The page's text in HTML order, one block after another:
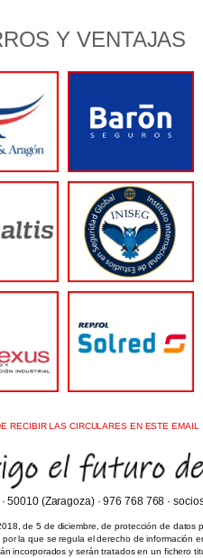
Y VENTAJAS
RECIBIR LAS CIRCULARES EN ESTE EMAIL
50010 (Zaragoza) · 976 768 768 ·
de 5 de diciembre, de protección de datos
la que se regula el derecho de información
incorporados y serán tratados en un fichero